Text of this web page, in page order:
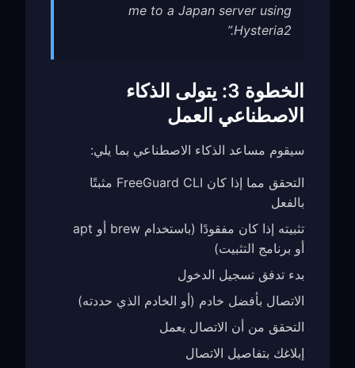
me to a Japan server using
Hysteria2.”
الخطوة 3: يتولى الذكاء
الاصطناعي العمل
سيقوم مساعد الذكاء الاصطناعي بما يلي:
التحقق مما إذا كان FreeGuard CLI مثبتًا
بالفعل
تثبيته إذا كان مفقودًا (باستخدام brew أو apt
أو برنامج التثبيت)
بدء تدفق تسجيل الدخول
الاتصال بأفضل خادم (أو الخادم الذي حددته)
التحقق من أن الاتصال يعمل
إبلاغك بتفاصيل الاتصال